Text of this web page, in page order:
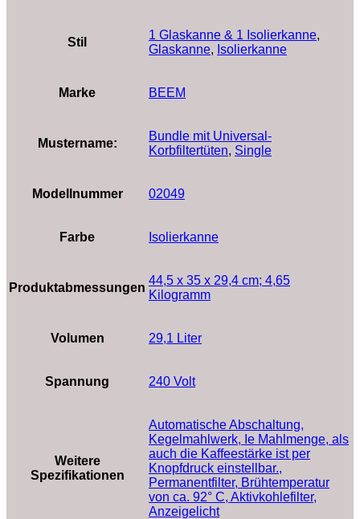
Stil
1 Glaskanne & 1 Isolierkanne,
Glaskanne, Isolierkanne
Marke ‎BEEM
Mustername:
Bundle mit Universal-
Korbfiltertüten, Single
Modellnummer ‎02049
Farbe ‎Isolierkanne
Produktabmessungen
‎44,5 x 35 x 29,4 cm; 4,65
Kilogramm
Volumen ‎29,1 Liter
Spannung ‎240 Volt
Weitere
Spezifikationen
‎Automatische Abschaltung,
Kegelmahlwerk, Ie Mahlmenge, als
auch die Kaffeestärke ist per
Knopfdruck einstellbar.,
Permanentfilter, Brühtemperatur
von ca. 92° C, Aktivkohlefilter,
Anzeigelicht